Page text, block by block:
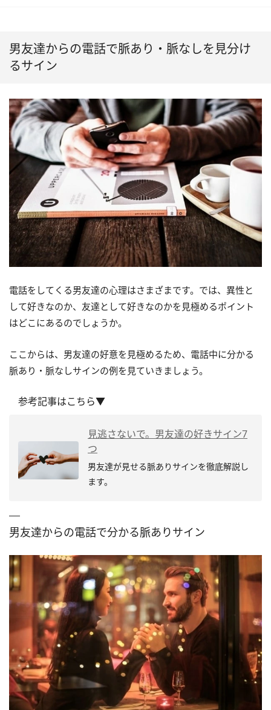
男友達からの電話で脈あり・脈なしを見分け
るサイン
電話をしてくる男友達の心理はさまざまです。では、異性と
して好きなのか、友達として好きなのかを見極めるポイント
はどこにあるのでしょうか。
ここからは、男友達の好意を見極めるため、電話中に分かる
脈あり・脈なしサインの例を見ていきましょう。
参考記事はこちら▼
見逃さないで。男友達の好きサイン7
つ
男友達が見せる脈ありサインを徹底解説し
ます。
男友達からの電話で分かる脈ありサイン